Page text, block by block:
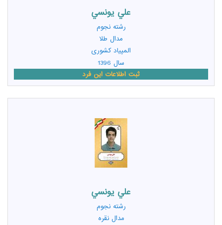
علي يونسي
رشته نجوم
مدال طلا
المپیاد کشوری
سال 1396
ثبت اطلاعات این فرد
علي يونسي
رشته نجوم
مدال نقره